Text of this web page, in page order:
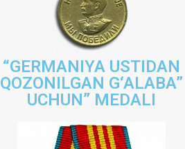
“GERMANIYA USTIDAN
QOZONILGAN G‘ALABA”
UCHUN” MEDALI